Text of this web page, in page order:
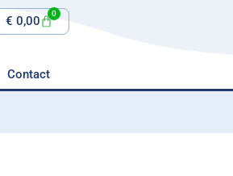
€ 0,00
0
Contact